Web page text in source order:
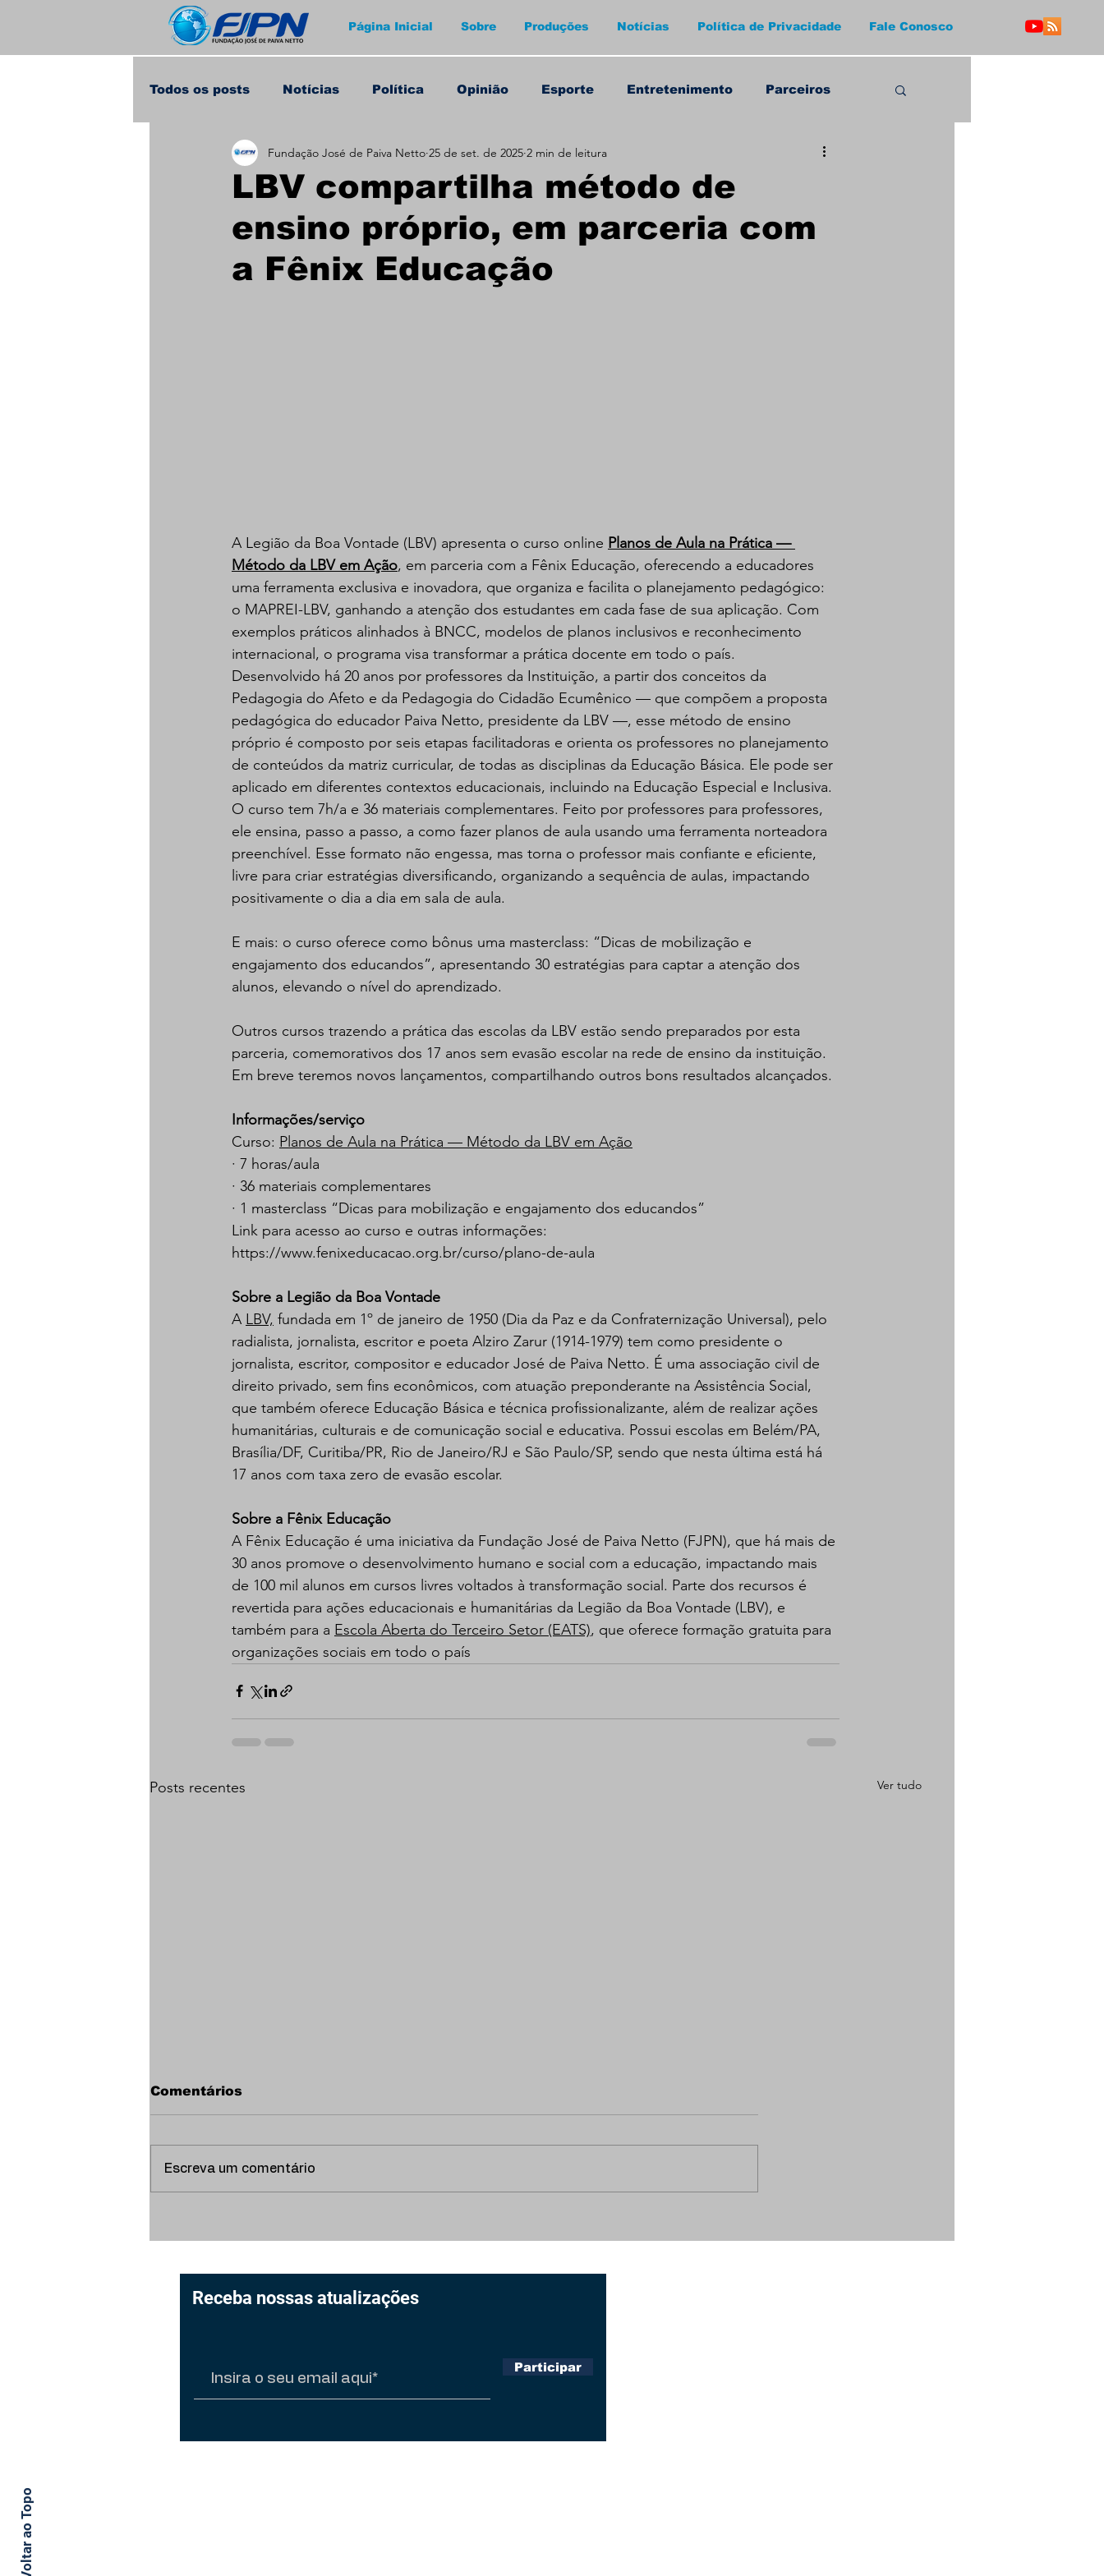
Página Inicial Sobre Produções Notícias Política de Privacidade Fale Conosco
Todos os posts Notícias Política Opinião Esporte Entretenimento Parceiros
LBV compartilha método de
ensino próprio, em parceria com
a Fênix Educação
Fundação José de Paiva Netto 25 de set. de 2025 2 min de leitura
A Legião da Boa Vontade (LBV) apresenta o curso online Planos de Aula na Prática —
Método da LBV em Ação, em parceria com a Fênix Educação, oferecendo a educadores
uma ferramenta exclusiva e inovadora, que organiza e facilita o planejamento pedagógico:
o MAPREI-LBV, ganhando a atenção dos estudantes em cada fase de sua aplicação. Com
exemplos práticos alinhados à BNCC, modelos de planos inclusivos e reconhecimento
internacional, o programa visa transformar a prática docente em todo o país.
Desenvolvido há 20 anos por professores da Instituição, a partir dos conceitos da
Pedagogia do Afeto e da Pedagogia do Cidadão Ecumênico — que compõem a proposta
pedagógica do educador Paiva Netto, presidente da LBV —, esse método de ensino
próprio é composto por seis etapas facilitadoras e orienta os professores no planejamento
de conteúdos da matriz curricular, de todas as disciplinas da Educação Básica. Ele pode ser
aplicado em diferentes contextos educacionais, incluindo na Educação Especial e Inclusiva.
O curso tem 7h/a e 36 materiais complementares. Feito por professores para professores,
ele ensina, passo a passo, a como fazer planos de aula usando uma ferramenta norteadora
preenchível. Esse formato não engessa, mas torna o professor mais confiante e eficiente,
livre para criar estratégias diversificando, organizando a sequência de aulas, impactando
positivamente o dia a dia em sala de aula.
E mais: o curso oferece como bônus uma masterclass: “Dicas de mobilização e
engajamento dos educandos”, apresentando 30 estratégias para captar a atenção dos
alunos, elevando o nível do aprendizado.
Outros cursos trazendo a prática das escolas da LBV estão sendo preparados por esta
parceria, comemorativos dos 17 anos sem evasão escolar na rede de ensino da instituição.
Em breve teremos novos lançamentos, compartilhando outros bons resultados alcançados.
Informações/serviço
Curso: Planos de Aula na Prática — Método da LBV em Ação
· 7 horas/aula
· 36 materiais complementares
· 1 masterclass “Dicas para mobilização e engajamento dos educandos”
Link para acesso ao curso e outras informações:
https://www.fenixeducacao.org.br/curso/plano-de-aula
Sobre a Legião da Boa Vontade
A LBV, fundada em 1º de janeiro de 1950 (Dia da Paz e da Confraternização Universal), pelo
radialista, jornalista, escritor e poeta Alziro Zarur (1914-1979) tem como presidente o
jornalista, escritor, compositor e educador José de Paiva Netto. É uma associação civil de
direito privado, sem fins econômicos, com atuação preponderante na Assistência Social,
que também oferece Educação Básica e técnica profissionalizante, além de realizar ações
humanitárias, culturais e de comunicação social e educativa. Possui escolas em Belém/PA,
Brasília/DF, Curitiba/PR, Rio de Janeiro/RJ e São Paulo/SP, sendo que nesta última está há
17 anos com taxa zero de evasão escolar.
Sobre a Fênix Educação
A Fênix Educação é uma iniciativa da Fundação José de Paiva Netto (FJPN), que há mais de
30 anos promove o desenvolvimento humano e social com a educação, impactando mais
de 100 mil alunos em cursos livres voltados à transformação social. Parte dos recursos é
revertida para ações educacionais e humanitárias da Legião da Boa Vontade (LBV), e
também para a Escola Aberta do Terceiro Setor (EATS), que oferece formação gratuita para
organizações sociais em todo o país
Posts recentes Ver tudo
Comentários
Escreva um comentário
Voltar ao Topo
Receba nossas atualizações
Participar